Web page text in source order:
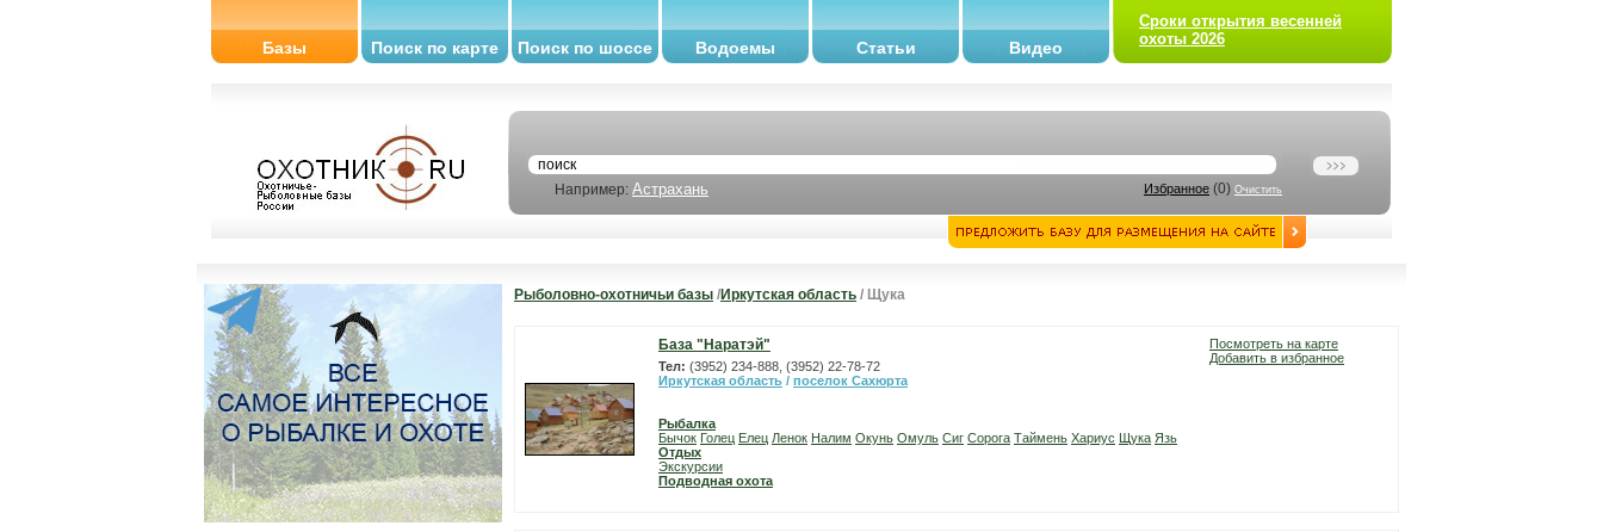
Базы Поиск по карте Поиск по шоссе Водоемы Статьи Видео
Сроки открытия весенней
охоты 2026
Например: Астрахань Избранное (0) Очистить
Рыболовно-охотничьи базы /Иркутская область / Щука
База "Наратэй"
Тел: (3952) 234-888, (3952) 22-78-72
Иркутская область / поселок Сахюрта
Рыбалка
Бычок Голец Елец Ленок Налим Окунь Омуль Сиг Сорога Таймень Хариус Щука Язь
Отдых
Экскурсии
Подводная охота
Посмотреть на карте
Добавить в избранное